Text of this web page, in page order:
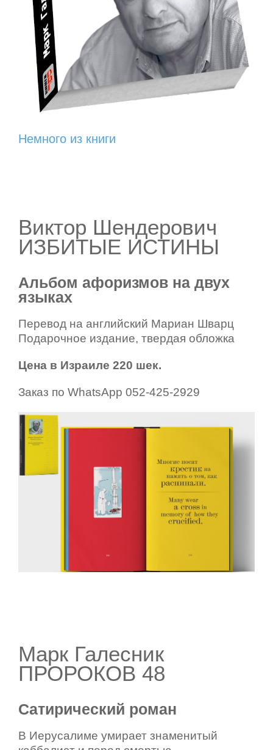
Немного из книги
Виктор Шендерович
ИЗБИТЫЕ ИСТИНЫ
Альбом афоризмов на двух
языках
Перевод на английский Мариан Шварц
Подарочное издание, твердая обложка
Цена в Израиле 220 шек.
Заказ по WhatsApp 052-425-2929
Марк Галесник
ПРОРОКОВ 48
Сатирический роман
В Иерусалиме умирает знаменитый